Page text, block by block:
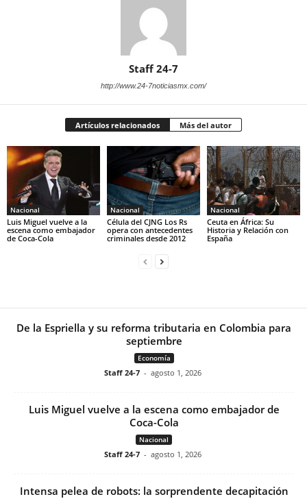
Staff 24-7
http://www.24-7noticiasmx.com/
Artículos relacionados Más del autor
Nacional
Luis Miguel vuelve a la
escena como embajador
de Coca-Cola
Nacional
Célula del CJNG Los Rs
opera con antecedentes
criminales desde 2012
Nacional
Ceuta en África: Su
Historia y Relación con
España
De la Espriella y su reforma tributaria en Colombia para
septiembre
Economía
Staff 24-7 - agosto 1, 2026
Luis Miguel vuelve a la escena como embajador de
Coca-Cola
Nacional
Staff 24-7 - agosto 1, 2026
Intensa pelea de robots: la sorprendente decapitación